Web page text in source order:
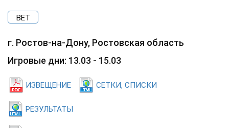
ВЕТ
г. Ростов-на-Дону, Ростовская область
Игровые дни: 13.03 - 15.03
ИЗВЕЩЕНИЕ СЕТКИ, СПИСКИ
РЕЗУЛЬТАТЫ